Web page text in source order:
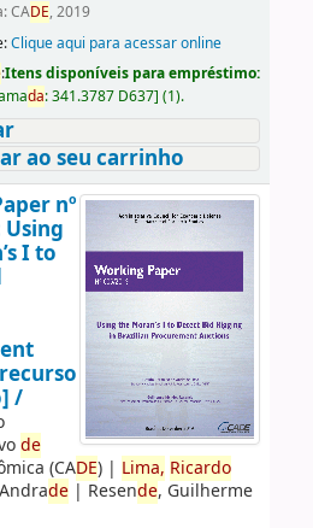
CADE, 2019
Clique aqui para acessar online
:Itens disponíveis para empréstimo:
da:341.3787 D637] (1).
ao seu carrinho
nº
Using
I to
/
de
(CADE)| Lima, Ricardo
de| Resende, Guilherme